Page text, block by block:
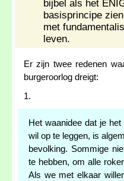
bijbel als het
basisprincipe
met
leven.
Er zijn twee redenen
burgeroorlog dreigt:
1.
Het waanidee dat je
wil op te leggen, is
bevolking. Sommige
te hebben, om alle
Als we met elkaar